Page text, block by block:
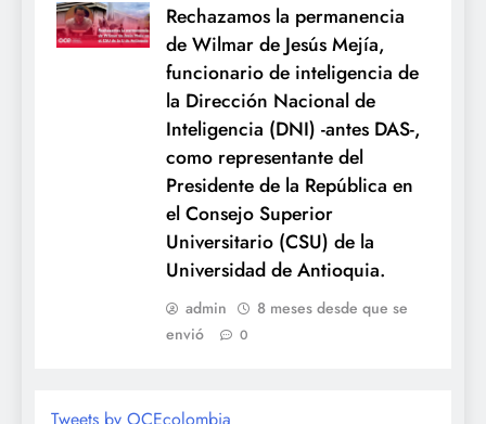
Rechazamos la permanencia
de Wilmar de Jesús Mejía,
funcionario de inteligencia de
la Dirección Nacional de
Inteligencia (DNI) -antes DAS-,
como representante del
Presidente de la República en
el Consejo Superior
Universitario (CSU) de la
Universidad de Antioquia.
admin
8 meses desde que se
envió
0
Tweets by OCEcolombia